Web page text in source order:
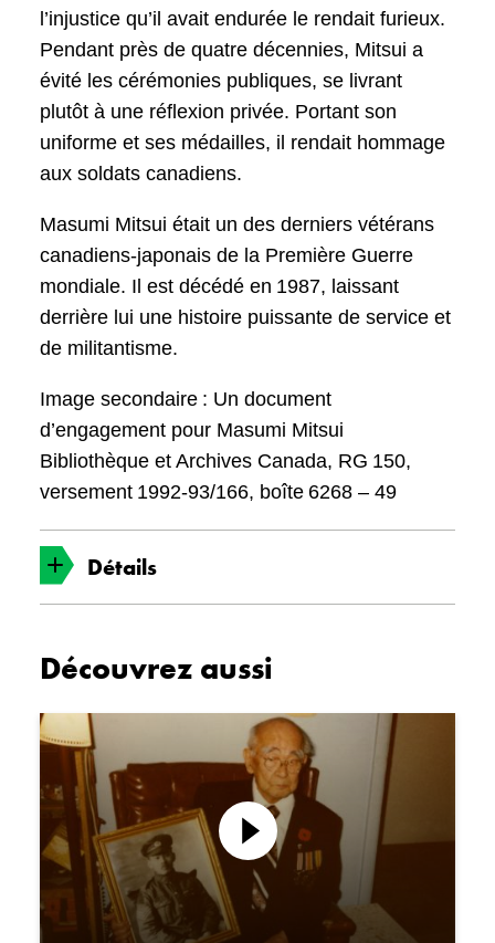
l’injustice qu’il avait endurée le rendait furieux.
Pendant près de quatre décennies, Mitsui a
évité les cérémonies publiques, se livrant
plutôt à une réflexion privée. Portant son
uniforme et ses médailles, il rendait hommage
aux soldats canadiens.
Masumi Mitsui était un des derniers vétérans
canadiens-japonais de la Première Guerre
mondiale. Il est décédé en 1987, laissant
derrière lui une histoire puissante de service et
de militantisme.
Image secondaire : Un document
d’engagement pour Masumi Mitsui
Bibliothèque et Archives Canada, RG 150,
versement 1992-93/166, boîte 6268 – 49
Détails
Date
1945–1987
Objet n°
2014.10.1.7
Personnes associées
Le sergent Masumi Mitsui
Institution
Nikkei National Museum
Découvrez aussi
Lire
la
vidéo